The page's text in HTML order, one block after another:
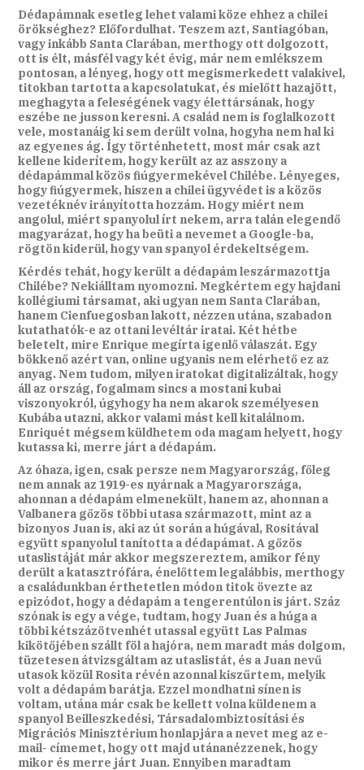
Dédapámnak esetleg lehet valami köze ehhez a chilei
örökséghez? Előfordulhat. Teszem azt, Santiagóban,
vagy inkább Santa Clarában, merthogy ott dolgozott,
ott is élt, másfél vagy két évig, már nem emlékszem
pontosan, a lényeg, hogy ott megismerkedett valakivel,
titokban tartotta a kapcsolatukat, és mielőtt hazajött,
meghagyta a feleségének vagy élettársának, hogy
eszébe ne jusson keresni. A család nem is foglalkozott
vele, mostanáig ki sem derült volna, hogyha nem hal ki
az egyenes ág. Így történhetett, most már csak azt
kellene kiderítem, hogy került az az asszony a
dédapámmal közös fiúgyermekével Chilébe. Lényeges,
hogy fiúgyermek, hiszen a chilei ügyvédet is a közös
vezetéknév irányította hozzám. Hogy miért nem
angolul, miért spanyolul írt nekem, arra talán elegendő
magyarázat, hogy ha beüti a nevemet a Google-ba,
rögtön kiderül, hogy van spanyol érdekeltségem.
Kérdés tehát, hogy került a dédapám leszármazottja
Chilébe? Nekiálltam nyomozni. Megkértem egy hajdani
kollégiumi társamat, aki ugyan nem Santa Clarában,
hanem Cienfuegosban lakott, nézzen utána, szabadon
kutathatók-e az ottani levéltár iratai. Két hétbe
beletelt, mire Enrique megírta igenlő válaszát. Egy
bökkenő azért van, online ugyanis nem elérhető ez az
anyag. Nem tudom, milyen iratokat digitalizáltak, hogy
áll az ország, fogalmam sincs a mostani kubai
viszonyokról, úgyhogy ha nem akarok személyesen
Kubába utazni, akkor valami mást kell kitalálnom.
Enriquét mégsem küldhetem oda magam helyett, hogy
kutassa ki, merre járt a dédapám.
Az óhaza, igen, csak persze nem Magyarország, főleg
nem annak az 1919-es nyárnak a Magyarországa,
ahonnan a dédapám elmenekült, hanem az, ahonnan a
Valbanera gőzös többi utasa származott, mint az a
bizonyos Juan is, aki az út során a húgával, Rositával
együtt spanyolul tanította a dédapámat. A gőzös
utaslistáját már akkor megszereztem, amikor fény
derült a katasztrófára, énelőttem legalábbis, merthogy
a családunkban érthetetlen módon titok övezte az
epizódot, hogy a dédapám a tengerentúlon is járt. Száz
szónak is egy a vége, tudtam, hogy Juan és a húga a
többi kétszázötvenhét utassal együtt Las Palmas
kikötőjében szállt föl a hajóra, nem maradt más dolgom,
tüzetesen átvizsgáltam az utaslistát, és a Juan nevű
utasok közül Rosita révén azonnal kiszűrtem, melyik
volt a dédapám barátja. Ezzel mondhatni sínen is
voltam, utána már csak be kellett volna küldenem a
spanyol Beilleszkedési, Társadalombiztosítási és
Migrációs Minisztérium honlapjára a nevet meg az e-
mail- címemet, hogy ott majd utánanézzenek, hogy
mikor és merre járt Juan. Ennyiben maradtam